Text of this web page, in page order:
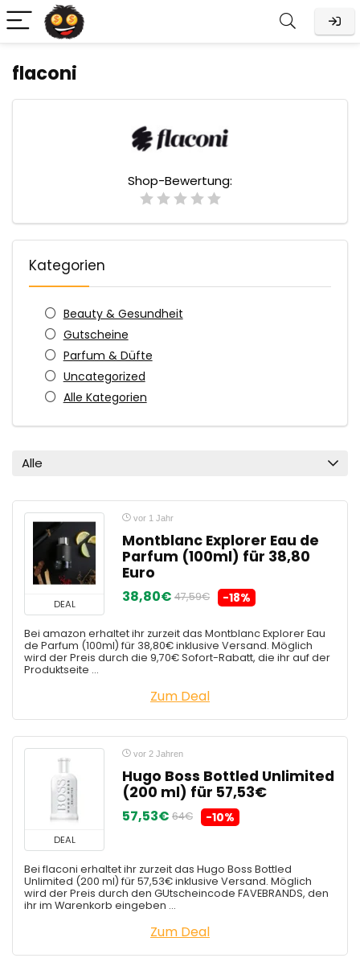
flaconi
Shop-Bewertung:
Kategorien
Beauty & Gesundheit
Gutscheine
Parfum & Düfte
Uncategorized
Alle Kategorien
Alle
DEAL
vor 1 Jahr
Montblanc Explorer Eau de
Parfum (100ml) für 38,80
Euro
38,80€ 47,59€ -18%
Bei amazon erhaltet ihr zurzeit das Montblanc Explorer Eau
de Parfum (100ml) für 38,80€ inklusive Versand. Möglich
wird der Preis durch die 9,70€ Sofort-Rabatt, die ihr auf der
Produktseite ...
Zum Deal
DEAL
vor 2 Jahren
Hugo Boss Bottled Unlimited
(200 ml) für 57,53€
57,53€ 64€ -10%
Bei flaconi erhaltet ihr zurzeit das Hugo Boss Bottled
Unlimited (200 ml) für 57,53€ inklusive Versand. Möglich
wird der Preis durch den GUtscheincode FAVEBRANDS, den
ihr im Warenkorb eingeben ...
Zum Deal